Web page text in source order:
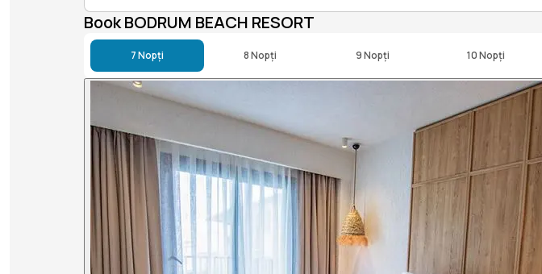
Book BODRUM BEACH RESORT
7 Nopți 8 Nopți 9 Nopți 10 Nopți